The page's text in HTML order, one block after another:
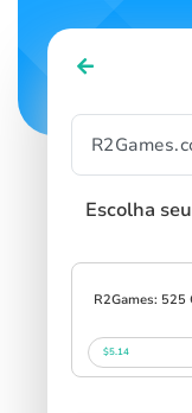
Escolha
R2Games: 525
$5.14